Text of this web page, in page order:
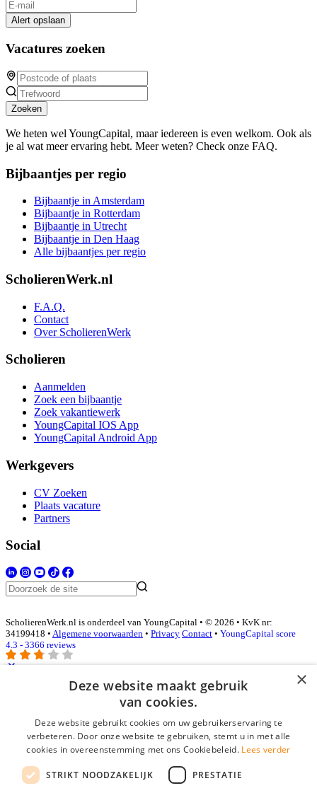
Alert opslaan
Vacatures zoeken
Zoeken
We heten wel YoungCapital, maar iedereen is even welkom. Ook als
je al wat meer ervaring hebt. Meer weten? Check onze FAQ.
Bijbaantjes per regio
Bijbaantje in Amsterdam
Bijbaantje in Rotterdam
Bijbaantje in Utrecht
Bijbaantje in Den Haag
Alle bijbaantjes per regio
ScholierenWerk.nl
F.A.Q.
Contact
Over ScholierenWerk
Scholieren
Aanmelden
Zoek een bijbaantje
Zoek vakantiewerk
YoungCapital IOS App
YoungCapital Android App
Werkgevers
CV Zoeken
Plaats vacature
Partners
Social
ScholierenWerk.nl is onderdeel van YoungCapital • © 2026 • KvK nr:
34199418 • Algemene voorwaarden • Privacy Contact • YoungCapital score
4.3 - 3366 reviews
Inloggen als bedrijf
E-mail*
Wachtwoord
login gegevens onthouden
×
Deze website maakt gebruik
van cookies.
Deze website gebruikt cookies om uw gebruikerservaring te
verbeteren. Door onze website te gebruiken, stemt u in met alle
cookies in overeenstemming met ons Cookiebeleid. Lees verder
STRIKT NOODZAKELIJK PRESTATIE